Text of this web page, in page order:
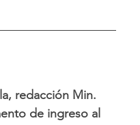
redacción Min.
de ingreso al